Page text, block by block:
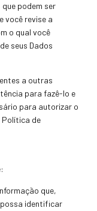
podem ser
você revise a
o qual você
seus Dados
a outras
para fazê-lo e
para autorizar o
Política de
que,
identificar